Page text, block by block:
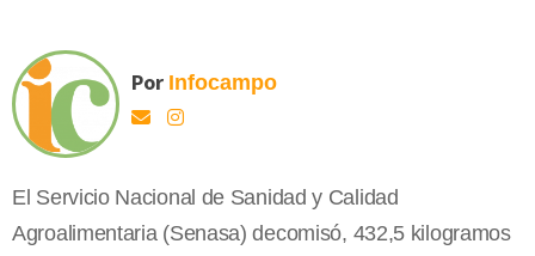
Por Infocampo
El Servicio Nacional de Sanidad y Calidad
Agroalimentaria (Senasa) decomisó, 432,5 kilogramos